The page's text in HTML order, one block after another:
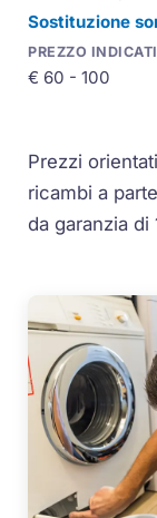
Sostituzione
€ 60 - 100
Prezzi
ricambi a
da garanzia di